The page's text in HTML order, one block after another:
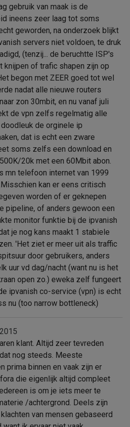
gebruik van maak is de
ineens zeer laag tot soms
geworden, na onderzoek blijkt
servers niet voldoen, te druk
(tenzij... de beruchtte ISP's
knijpen of trafic shapen zijn op
begon met ZEER goed tot wel
nadat alle nieuwe routers
zon 30mbit, en nu vanaf juli
de vpn zelfs regelmatig alle
de orginele ip
dat is echt een zware
soms zelfs een download en
20k met een 60Mbit abon.
mn telefoon internet van 1999
kan er eens critisch
worden of er geknepen
pipeline, of anders gewoon een
monitor funktie bij de ipvanish
je nog kans maakt 1 stabiele
'Het ziet er meer uit als traffic
door gebruikers, anders
uur vd dag/nacht (want nu is het
open zo.) eweka zelf fungeert
ipvanish co-service (vpn) is echt
nu (too narrow bottleneck)
klant. Altijd zeer tevreden
nog steeds. Meeste
prima binnen en vaak zijn er
die eigenlijk altijd compleet
is om je iets meer te
/achtergrond. Deels zijn
van mensen gebaseerd